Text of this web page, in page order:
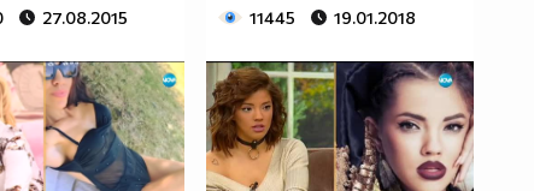
27.08.2015 11445 19.01.2018